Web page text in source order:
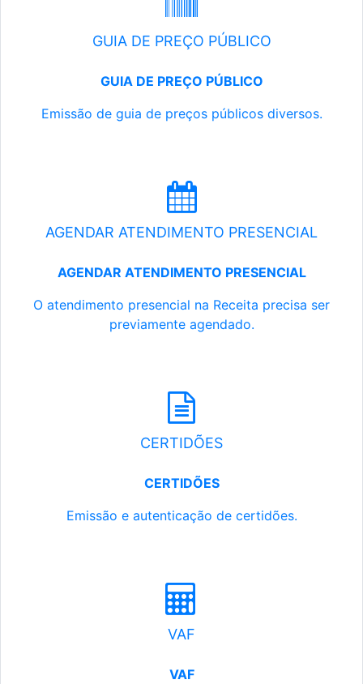
GUIA DE PREÇO PÚBLICO
GUIA DE PREÇO PÚBLICO
Emissão de guia de preços públicos diversos.
AGENDAR ATENDIMENTO PRESENCIAL
AGENDAR ATENDIMENTO PRESENCIAL
O atendimento presencial na Receita precisa ser
previamente agendado.
CERTIDÕES
CERTIDÕES
Emissão e autenticação de certidões.
VAF
VAF